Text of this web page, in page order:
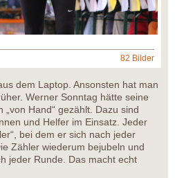
82 Bilder
dem Laptop. Ansonsten hat man
Werner Sonntag hätte seine
Hand“ gezählt. Dazu sind
und Helfer im Einsatz. Jeder
bei dem er sich nach jeder
Zähler wiederum bejubeln und
jeder Runde. Das macht echt